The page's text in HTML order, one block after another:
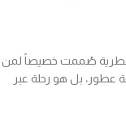
عطرية صُممت خصيصاً لمن
عطور، بل هو رحلة عبر